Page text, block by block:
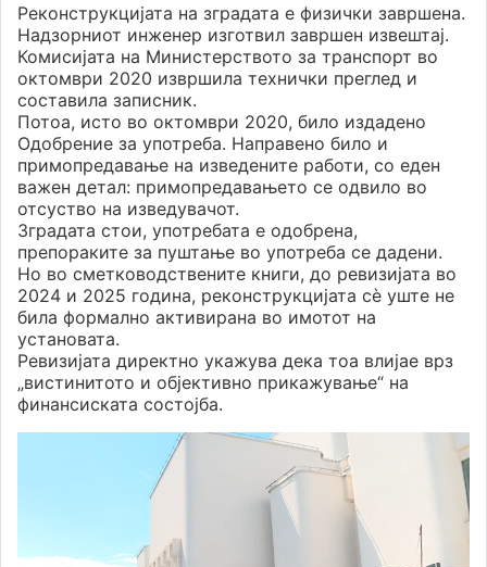
Реконструкцијата на зградата е физички завршена.
Надзорниот инженер изготвил завршен извештај.
Комисијата на Министерството за транспорт во
октомври 2020 извршила технички преглед и
составила записник.
Потоа, исто во октомври 2020, било издадено
Одобрение за употреба. Направено било и
примопредавање на изведените работи, со еден
важен детал: примопредавањето се одвило во
отсуство на изведувачот.
Зградата стои, употребата е одобрена,
препораките за пуштање во употреба се дадени.
Но во сметководствените книги, до ревизијата во
2024 и 2025 година, реконструкцијата сè уште не
била формално активирана во имотот на
установата.
Ревизијата директно укажува дека тоа влијае врз
„вистинитото и објективно прикажување“ на
финансиската состојба.